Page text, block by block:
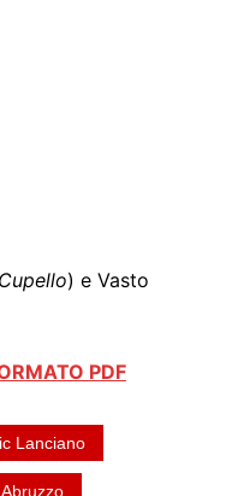
) e Vasto
PDF
Lanciano